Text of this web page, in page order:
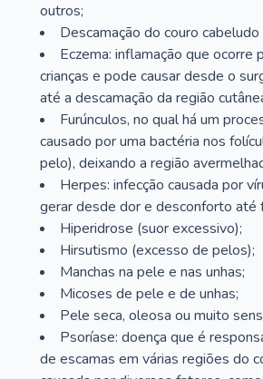
outros;
Descamação do couro cabeludo
Eczema: inflamação que ocorre
crianças e pode causar desde o
até a descamação da região
Furúnculos, no qual há um
causado por uma bactéria nos
pelo), deixando a região
Herpes: infecção causada por
gerar desde dor e desconforto até
Hiperidrose (suor excessivo);
Hirsutismo (excesso de pelos);
Manchas na pele e nas unhas;
Micoses de pele e de unhas;
Pele seca, oleosa ou muito
Psoríase: doença que é
de escamas em várias regiões do